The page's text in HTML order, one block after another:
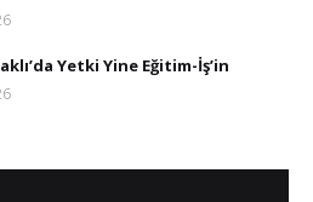
Yetki Yine Eğitim-İş’in